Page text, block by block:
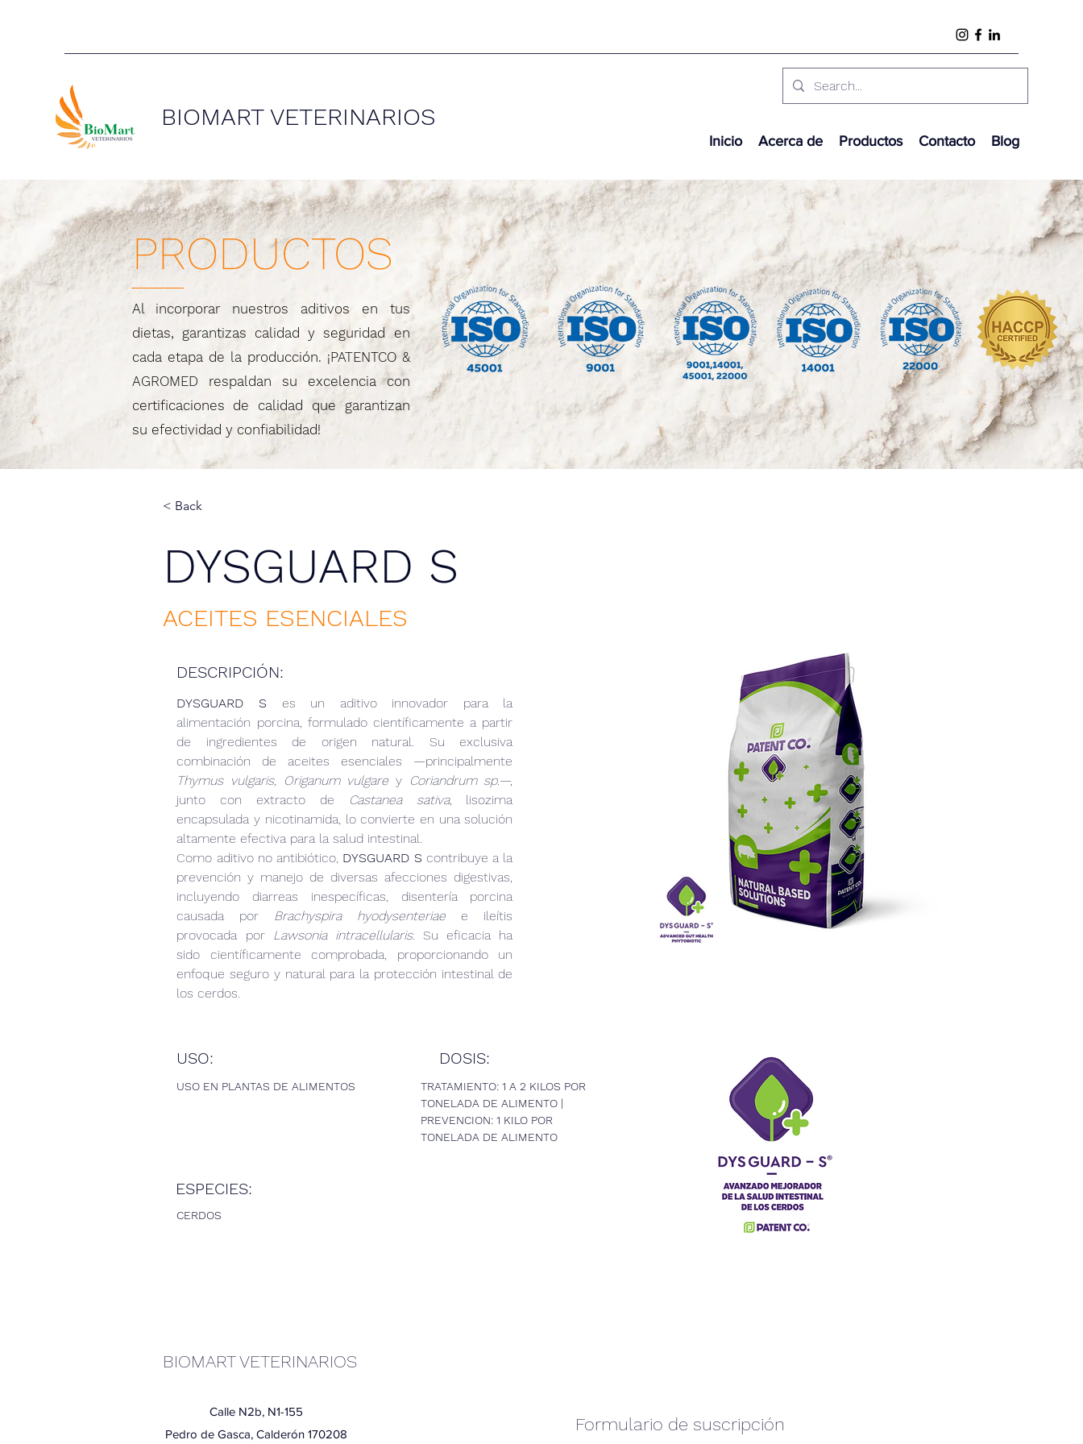
BIOMART VETERINARIOS
Inicio Acerca de Productos Contacto Blog
PRODUCTOS
Al incorporar nuestros aditivos en tus
dietas, garantizas calidad y seguridad en
cada etapa de la producción. ¡PATENTCO &
AGROMED respaldan su excelencia con
certificaciones de calidad que garantizan
su efectividad y confiabilidad!
< Back
DYSGUARD S
ACEITES ESENCIALES
DESCRIPCIÓN:
DYSGUARD S es un aditivo innovador para la
alimentación porcina, formulado científicamente a partir
de ingredientes de origen natural. Su exclusiva
Thymus vulgaris, Origanum vulgare y Coriandrum sp.—,
junto con extracto de
Castanea sativa, lisozima
encapsulada y nicotinamida, lo convierte en una solución
altamente efectiva para la salud intestinal.
Como aditivo no antibiótico, DYSGUARD S contribuye a la
prevención y manejo de diversas afecciones digestivas,
incluyendo diarreas inespecíficas, disentería porcina
causada por Brachyspira hyodysenteriae e ileítis
provocada por Lawsonia intracellularis. Su eficacia ha
sido científicamente comprobada, proporcionando un
enfoque seguro y natural para la protección intestinal de
los cerdos.
USO: DOSIS:
USO EN PLANTAS DE ALIMENTOS
TRATAMIENTO: 1 A 2 KILOS POR
TONELADA DE ALIMENTO |
PREVENCION: 1 KILO POR
TONELADA DE ALIMENTO
ESPECIES:
CERDOS
BIOMART VETERINARIOS
Calle N2b, N1-155
Pedro de Gasca, Calderón 170208
Formulario de suscripción